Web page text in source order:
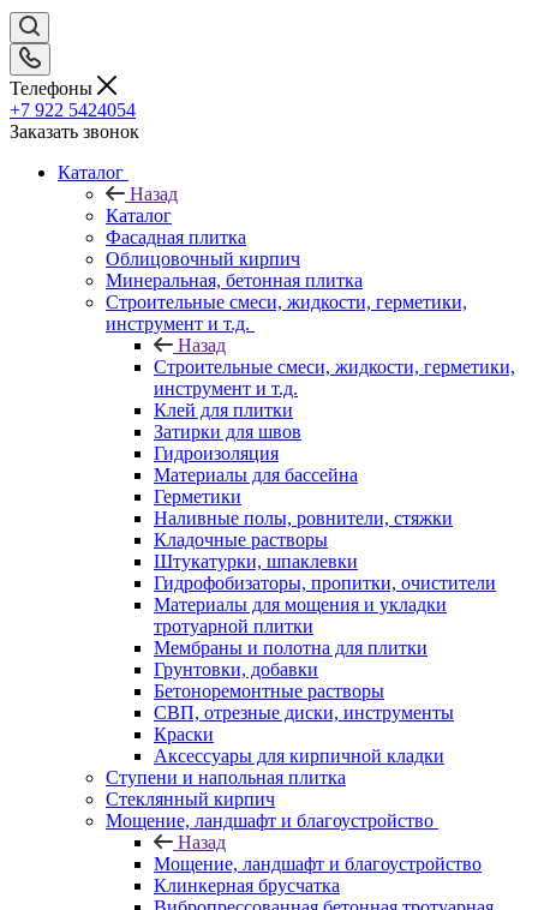
Телефоны
+7 922 5424054
Заказать звонок
Каталог
Назад
Каталог
Фасадная плитка
Облицовочный кирпич
Минеральная, бетонная плитка
Строительные смеси, жидкости, герметики,
инструмент и т.д.
Назад
Строительные смеси, жидкости, герметики,
инструмент и т.д.
Клей для плитки
Затирки для швов
Гидроизоляция
Материалы для бассейна
Герметики
Наливные полы, ровнители, стяжки
Кладочные растворы
Штукатурки, шпаклевки
Гидрофобизаторы, пропитки, очистители
Материалы для мощения и укладки
тротуарной плитки
Мембраны и полотна для плитки
Грунтовки, добавки
Бетоноремонтные растворы
СВП, отрезные диски, инструменты
Краски
Аксессуары для кирпичной кладки
Ступени и напольная плитка
Cтеклянный кирпич
Мощение, ландшафт и благоустройство
Назад
Мощение, ландшафт и благоустройство
Клинкерная брусчатка